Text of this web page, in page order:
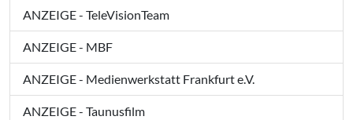
ANZEIGE - TeleVisionTeam
ANZEIGE - MBF
ANZEIGE - Medienwerkstatt Frankfurt e.V.
ANZEIGE - Taunusfilm